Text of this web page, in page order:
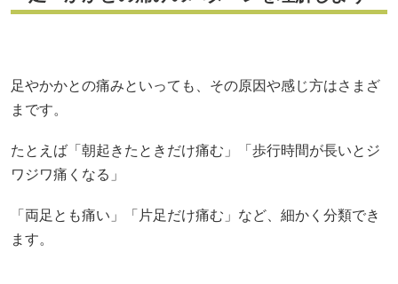
足やかかとの痛みといっても、その原因や感じ方はさまざ
まです。
たとえば「朝起きたときだけ痛む」「歩行時間が長いとジ
ワジワ痛くなる」
「両足とも痛い」「片足だけ痛む」など、細かく分類でき
ます。